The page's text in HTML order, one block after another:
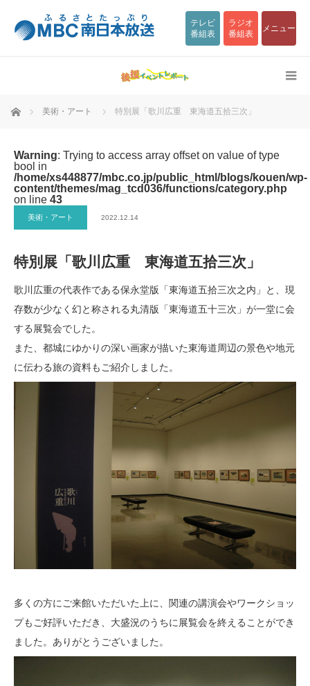
テレビ
番組表
ラジオ
番組表
メニュー
ホーム 美術・アート 特別展「歌川広重 東海道五拾三次」
Warning: Trying to access array offset on value of type
bool in
/home/xs448877/mbc.co.jp/public_html/blogs/kouen/wp-
content/themes/mag_tcd036/functions/category.php
on line 43
美術・アート 2022.12.14
特別展「歌川広重 東海道五拾三次」
歌川広重の代表作である保永堂版「東海道五拾三次之内」と、現
存数が少なく幻と称される丸清版「東海道五十三次」が一堂に会
する展覧会でした。
また、都城にゆかりの深い画家が描いた東海道周辺の景色や地元
に伝わる旅の資料もご紹介しました。
多くの方にご来館いただいた上に、関連の講演会やワークショッ
プもご好評いただき、大盛況のうちに展覧会を終えることができ
ました。ありがとうございました。